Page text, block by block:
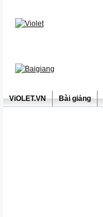
ViOLET.VN Bài giảng